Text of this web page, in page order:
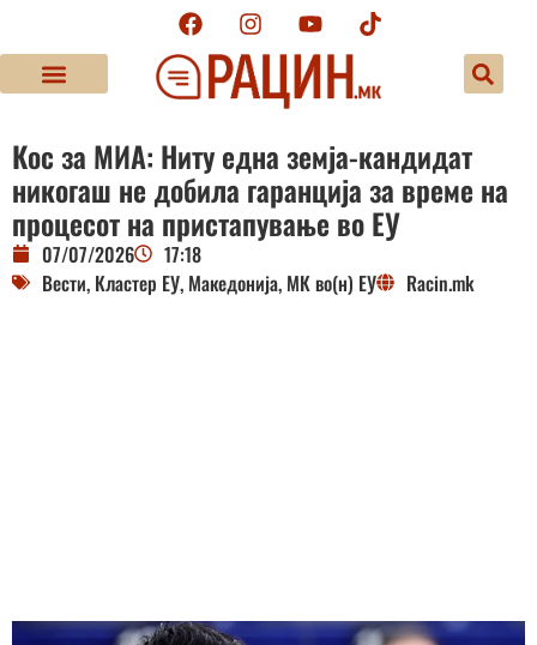
Кос за МИА: Ниту една земја-кандидат
никогаш не добила гаранција за време на
процесот на пристапување во ЕУ
07/07/2026
17:18
Вести, Кластер ЕУ, Македонија, МК во(н) ЕУ Racin.mk